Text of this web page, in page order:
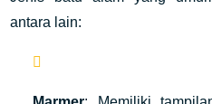
antara lain: